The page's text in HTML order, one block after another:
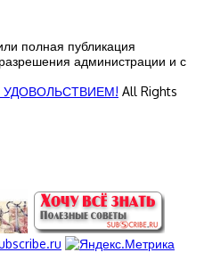
полная публикация
администрации и с
All Rights